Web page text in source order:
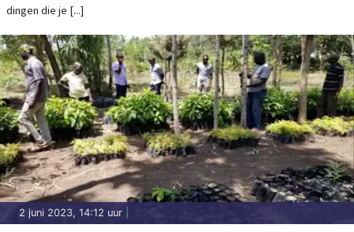
dingen die je [...]
2 juni 2023, 14:12 uur